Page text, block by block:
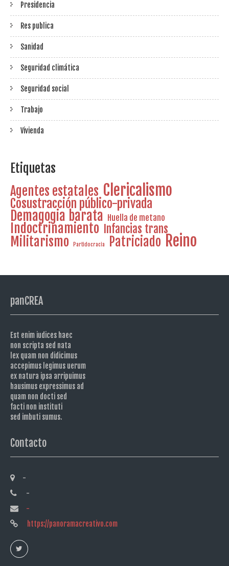
Presidencia
Res publica
Sanidad
Seguridad climática
Seguridad social
Trabajo
Vivienda
Etiquetas
Agentes estatales Clericalismo
Cosustracción público-privada
Demagogia barata Huella de metano
Indoctrinamiento Infancias trans
Militarismo Partidocracia Patriciado Reino
panCREA
Est enim iudices haec
non scripta sed nata
lex quam non didicimus
accepimus legimus uerum
ex natura ipsa arripuimus
hausimus expressimus ad
quam non docti sed
facti non instituti
sed imbuti sumus.
Contacto
-
-
-
https://panoramacreativo.com